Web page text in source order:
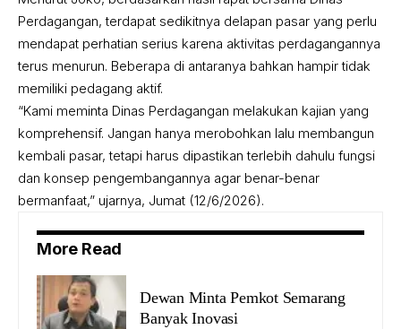
Perdagangan, terdapat sedikitnya delapan pasar yang perlu
mendapat perhatian serius karena aktivitas perdagangannya
terus menurun. Beberapa di antaranya bahkan hampir tidak
memiliki pedagang aktif.
“Kami meminta Dinas Perdagangan melakukan kajian yang
komprehensif. Jangan hanya merobohkan lalu membangun
kembali pasar, tetapi harus dipastikan terlebih dahulu fungsi
dan konsep pengembangannya agar benar-benar
bermanfaat,” ujarnya, Jumat (12/6/2026).
More Read
Dewan Minta Pemkot Semarang
Banyak Inovasi